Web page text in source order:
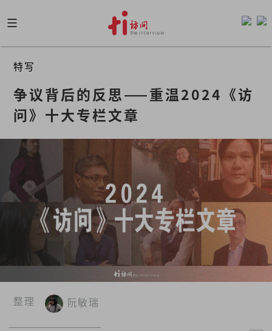
to
content
特写
争议背后的反思——重温2024《访
问》十大专栏文章
整理 阮敏瑞